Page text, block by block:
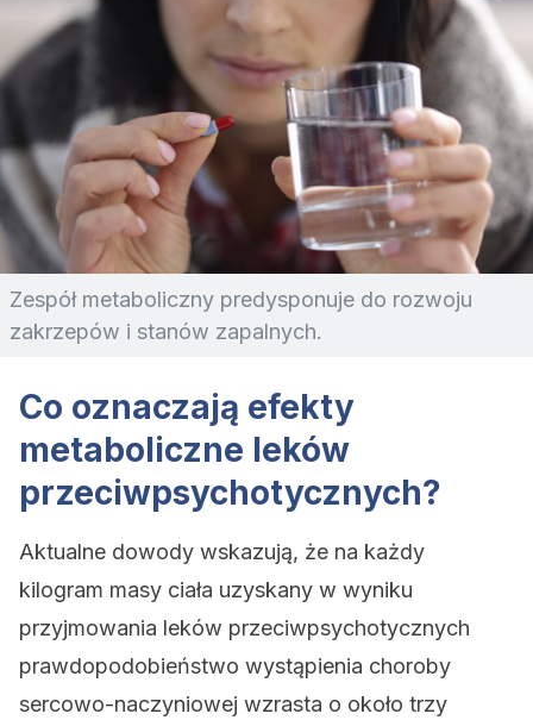
Zespół metaboliczny predysponuje do rozwoju
zakrzepów i stanów zapalnych.
Co oznaczają efekty
metaboliczne leków
przeciwpsychotycznych?
Aktualne dowody wskazują, że na każdy
kilogram masy ciała uzyskany w wyniku
przyjmowania leków przeciwpsychotycznych
prawdopodobieństwo wystąpienia choroby
sercowo-naczyniowej wzrasta o około trzy